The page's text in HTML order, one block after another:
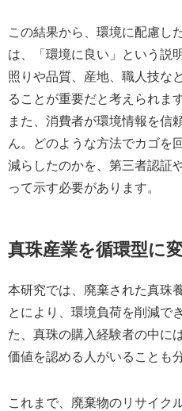
この結果から、環境に配慮し
は、「環境に良い」という説
照りや品質、産地、職人技な
ることが重要だと考えられます
また、消費者が環境情報を信
ん。どのような方法でカゴを
減らしたのかを、第三者認証
って示す必要があります。
真珠産業を循環型に
本研究では、廃棄された真珠
とにより、環境負荷を削減で
た、真珠の購入経験者の中に
価値を認める人がいることも
これまで、廃棄物のリサイク